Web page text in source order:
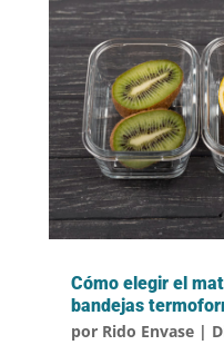
Cómo elegir el
bandejas
por Rido Envase|